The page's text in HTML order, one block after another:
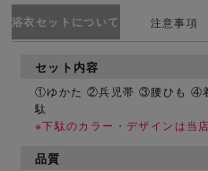
浴衣セットについて 注意事項
セット内容
①ゆかた ②兵児帯 ③腰ひも ④
駄
※下駄のカラー・デザインは当
品質